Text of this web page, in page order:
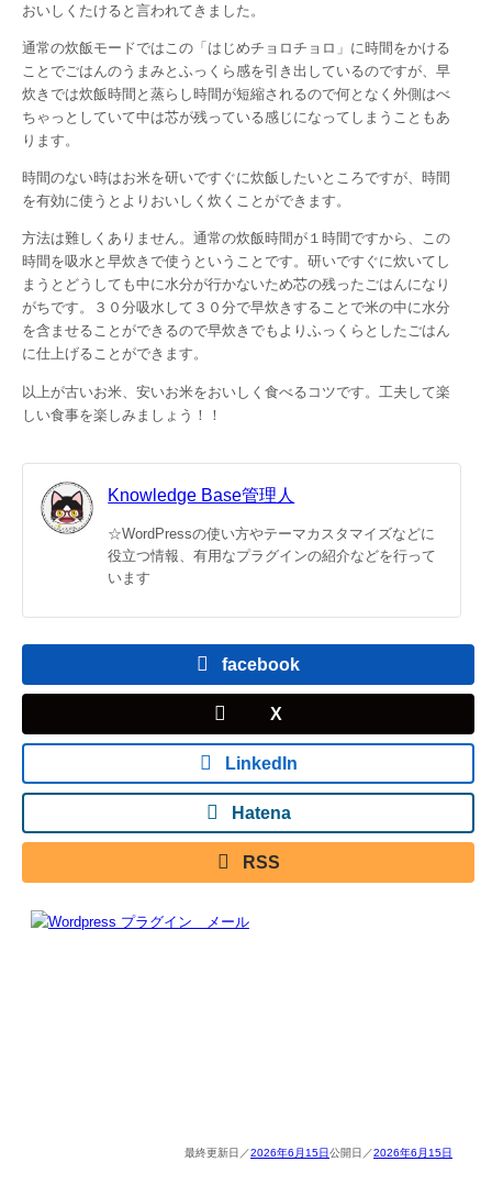
おいしくたけると言われてきました。
通常の炊飯モードではこの「はじめチョロチョロ」に時間をかける
ことでごはんのうまみとふっくら感を引き出しているのですが、早
炊きでは炊飯時間と蒸らし時間が短縮されるので何となく外側はべ
ちゃっとしていて中は芯が残っている感じになってしまうこともあ
ります。
時間のない時はお米を研いですぐに炊飯したいところですが、時間
を有効に使うとよりおいしく炊くことができます。
方法は難しくありません。通常の炊飯時間が１時間ですから、この
時間を吸水と早炊きで使うということです。研いですぐに炊いてし
まうとどうしても中に水分が行かないため芯の残ったごはんになり
がちです。３０分吸水して３０分で早炊きすることで米の中に水分
を含ませることができるので早炊きでもよりふっくらとしたごはん
に仕上げることができます。
以上が古いお米、安いお米をおいしく食べるコツです。工夫して楽
しい食事を楽しみましょう！！
Knowledge Base管理人
☆WordPressの使い方やテーマカスタマイズなどに
役立つ情報、有用なプラグインの紹介などを行って
います
facebook
X
LinkedIn
Hatena
RSS
2026年6月15日 2026年6月15日